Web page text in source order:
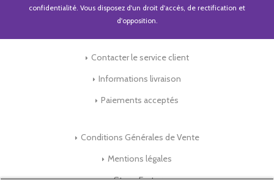
confidentialité. Vous disposez d'un droit d'accès, de rectification et
d'opposition.
Contacter le service client
Informations livraison
Paiements acceptés
Conditions Générales de Vente
Mentions légales
Store-Factory